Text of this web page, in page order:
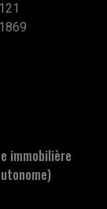
immobilière